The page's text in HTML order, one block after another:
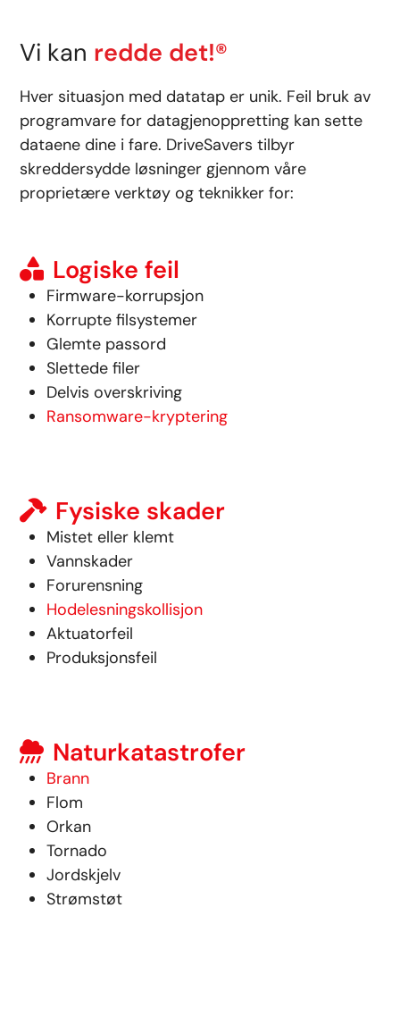
Vi kan redde det!®
Hver situasjon med datatap er unik. Feil bruk av
programvare for datagjenoppretting kan sette
dataene dine i fare. DriveSavers tilbyr
skreddersydde løsninger gjennom våre
proprietære verktøy og teknikker for:
Logiske feil
Firmware-korrupsjon
Korrupte filsystemer
Glemte passord
Slettede filer
Delvis overskriving
Ransomware-kryptering
Fysiske skader
Mistet eller klemt
Vannskader
Forurensning
Hodelesningskollisjon
Aktuatorfeil
Produksjonsfeil
Naturkatastrofer
Brann
Flom
Orkan
Tornado
Jordskjelv
Strømstøt